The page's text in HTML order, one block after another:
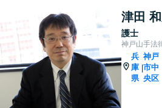
津田
護士
神戸山手法
兵
庫
県
|
神戸
市中
央区